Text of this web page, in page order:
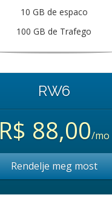
10 GB de espaco
100 GB de Trafego
RW6
R$ 88,00/mo
Rendelje meg most